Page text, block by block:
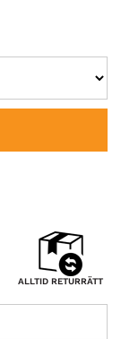
ALLTID RETURRÄTT